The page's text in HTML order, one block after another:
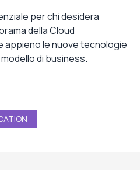
per chi desidera
della Cloud
le nuove tecnologie
di business.